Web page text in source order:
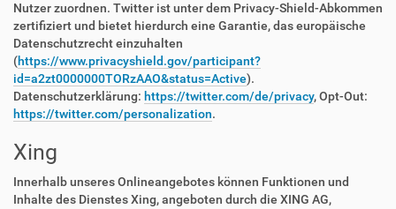
Nutzer zuordnen. Twitter ist unter dem Privacy-Shield-Abkommen
zertifiziert und bietet hierdurch eine Garantie, das europäische
Datenschutzrecht einzuhalten
(https://www.privacyshield.gov/participant?
id=a2zt0000000TORzAAO&status=Active).
Datenschutzerklärung: https://twitter.com/de/privacy, Opt-Out:
https://twitter.com/personalization.
Xing
Innerhalb unseres Onlineangebotes können Funktionen und
Inhalte des Dienstes Xing, angeboten durch die XING AG,